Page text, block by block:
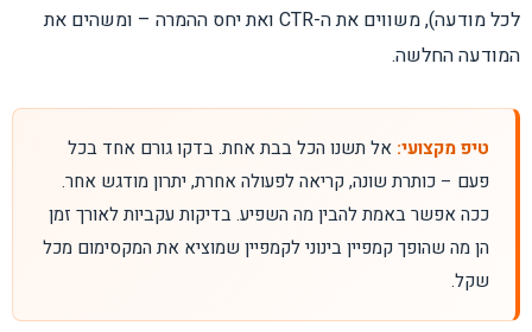
לכל מודעה), משווים את ה-CTR ואת יחס ההמרה – ומשהים את
המודעה החלשה.
טיפ מקצועי: אל תשנו הכל בבת אחת. בדקו גורם אחד בכל
פעם – כותרת שונה, קריאה לפעולה אחרת, יתרון מודגש אחר.
ככה אפשר באמת להבין מה השפיע. בדיקות עקביות לאורך זמן
הן מה שהופך קמפיין בינוני לקמפיין שמוציא את המקסימום מכל
שקל.